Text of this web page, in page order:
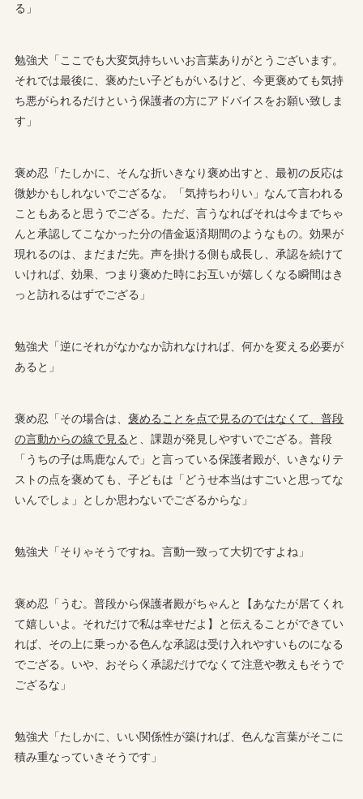
る」
勉強犬「ここでも大変気持ちいいお言葉ありがとうございます。
それでは最後に、褒めたい子どもがいるけど、今更褒めても気持
ち悪がられるだけという保護者の方にアドバイスをお願い致しま
す」
褒め忍「たしかに、そんな折いきなり褒め出すと、最初の反応は
微妙かもしれないでござるな。「気持ちわりい」なんて言われる
こともあると思うでござる。ただ、言うなればそれは今までちゃ
んと承認してこなかった分の借金返済期間のようなもの。効果が
現れるのは、まだまだ先。声を掛ける側も成長し、承認を続けて
いければ、効果、つまり褒めた時にお互いが嬉しくなる瞬間はき
っと訪れるはずでござる」
勉強犬「逆にそれがなかなか訪れなければ、何かを変える必要が
あると」
褒め忍「その場合は、褒めることを点で見るのではなくて、普段
の言動からの線で見る と、課題が発見しやすいでござる。普段
「うちの子は馬鹿なんで」と言っている保護者殿が、いきなりテ
ストの点を褒めても、子どもは「どうせ本当はすごいと思ってな
いんでしょ」としか思わないでござるからな」
勉強犬「そりゃそうですね。言動一致って大切ですよね」
褒め忍「うむ。普段から保護者殿がちゃんと【あなたが居てくれ
て嬉しいよ。それだけで私は幸せだよ】と伝えることができてい
れば、その上に乗っかる色んな承認は受け入れやすいものになる
でござる。いや、おそらく承認だけでなくて注意や教えもそうで
ござるな」
勉強犬「たしかに、いい関係性が築ければ、色んな言葉がそこに
積み重なっていきそうです」